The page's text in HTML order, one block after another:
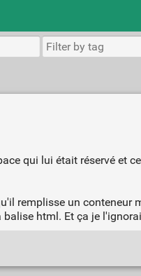
qui lui était réservé et
remplisse un
html. Et ça je